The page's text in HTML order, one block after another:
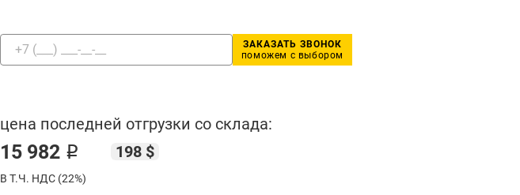
ЗАКАЗАТЬ ЗВОНОК
поможем с выбором
цена последней отгрузки со склада:
15 982 ₽ 198 $
В Т.Ч. НДС (22%)